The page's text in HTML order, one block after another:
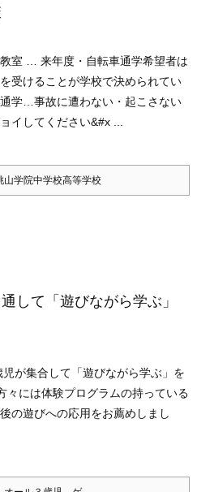
室 … 来年度・自転車通学希望者は
受けることが学校で決められてい
学…事故に遭わない・起こさない
イしてください&#x ...
山学院中学校高等学校
して「遊びながら学ぶ」
が集合して「遊びながら学ぶ」を
々には体験プログラムの持っている
の遊びへの応用をお薦めしまし